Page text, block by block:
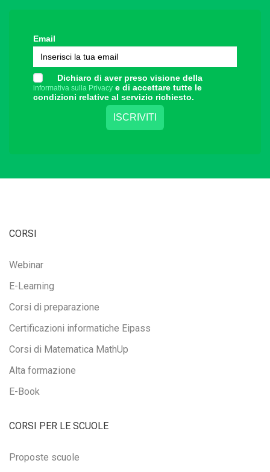
Email
Dichiaro di aver preso visione della
informativa sulla Privacy e di accettare tutte le
condizioni relative al servizio richiesto.
CORSI
Webinar
E-Learning
Corsi di preparazione
Certificazioni informatiche Eipass
Corsi di Matematica MathUp
Alta formazione
E-Book
CORSI PER LE SCUOLE
Proposte scuole